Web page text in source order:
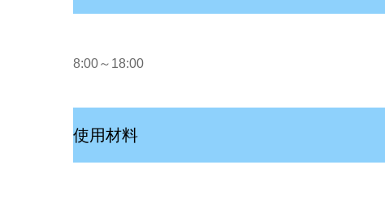
8:00～18:00
使用材料